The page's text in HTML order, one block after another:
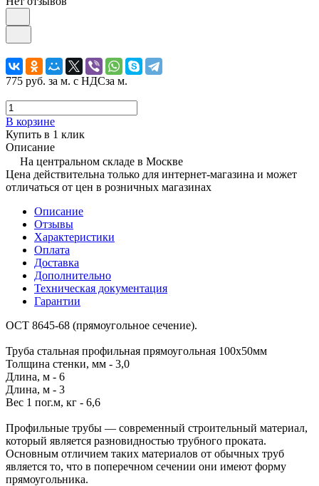
775 руб. за м. с НДСза м.
В корзине
Купить в 1 клик
Описание
На центральном складе в Москве
Цена действительна только для интернет-магазина и может
отличаться от цен в розничных магазинах
Описание
Отзывы
Характеристики
Оплата
Доставка
Дополнительно
Техническая документация
Гарантии
ОСТ 8645-68 (прямоугольное сечение).
Труба стальная профильная прямоугольная 100х50мм
Толщина стенки, мм - 3,0
Длина, м - 6
Длина, м - 3
Вес 1 пог.м, кг - 6,6
Профильные трубы — современный строительный материал,
который является разновидностью трубного проката.
Основным отличием таких материалов от обычных труб
является то, что в поперечном сечении они имеют форму
прямоугольника.